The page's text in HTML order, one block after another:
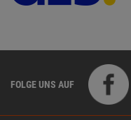
FOLGE UNS AUF